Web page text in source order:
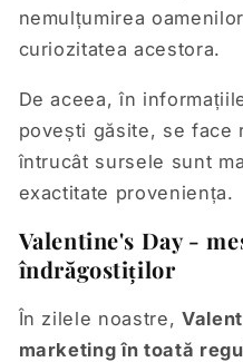
nemulțumirea
curiozitatea acestora.
De aceea, în
povești găsite, se face
întrucât sursele sunt
exactitate proveniența.
Valentine's Day -
îndrăgostiților
În zilele noastre,
marketing în toată